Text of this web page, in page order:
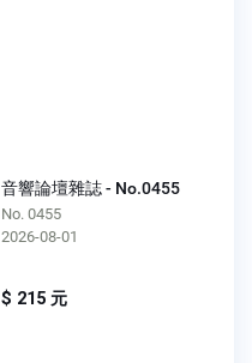
音響論壇雜誌 - No.0455
No. 0455
2026-08-01
$ 215 元